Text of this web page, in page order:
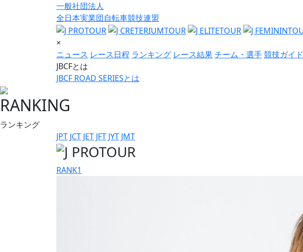
一般社団法人
全日本実業団自転車競技連盟
×
ニュース レース日程 ランキング レース結果チーム・選手競技ガイド
JBCFとは
JBCF ROAD SERIESとは
RANKING
ランキング
JPT JCT JET JFT JYT JMT
RANK1